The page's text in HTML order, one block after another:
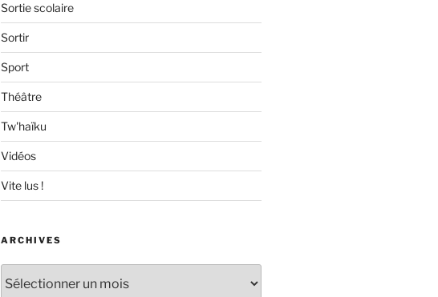
Sortie scolaire
Sortir
Sport
Théâtre
Tw'haïku
Vidéos
Vite lus !
ARCHIVES